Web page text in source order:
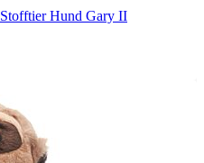
Hund Gary II